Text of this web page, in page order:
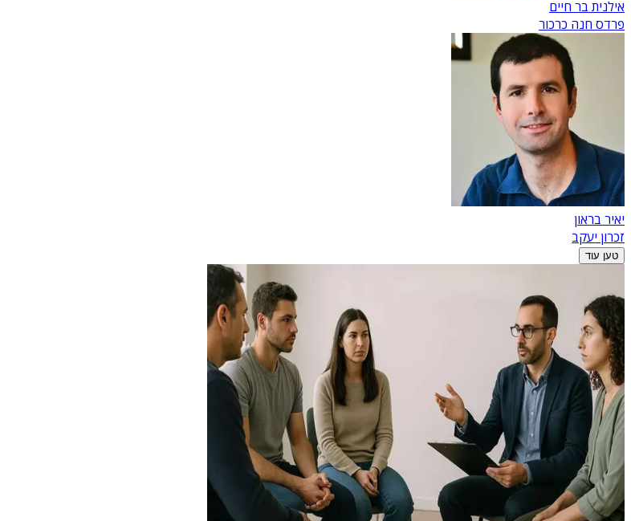
אילנית בר חיים
פרדס חנה כרכור
יאיר בראון
זכרון יעקב
טען עוד